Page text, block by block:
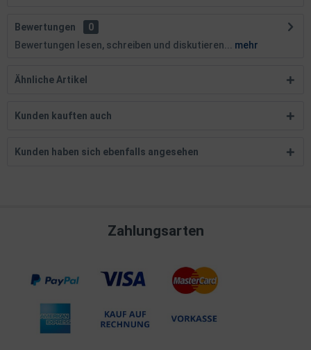
Bewertungen
0
Bewertungen lesen, schreiben und diskutieren...
mehr
Ähnliche Artikel
Kunden kauften auch
Kunden haben sich ebenfalls angesehen
Zahlungsarten